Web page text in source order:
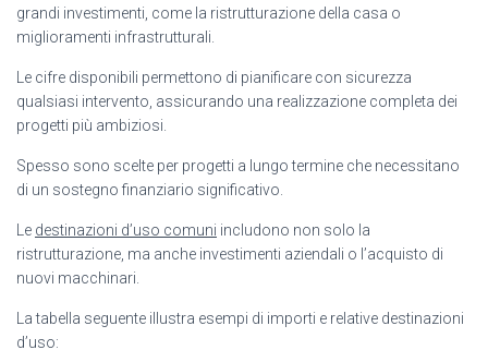
grandi investimenti, come la ristrutturazione della casa o
miglioramenti infrastrutturali.
Le cifre disponibili permettono di pianificare con sicurezza
qualsiasi intervento, assicurando una realizzazione completa dei
progetti più ambiziosi.
Spesso sono scelte per progetti a lungo termine che necessitano
di un sostegno finanziario significativo.
Le destinazioni d’uso comuni includono non solo la
ristrutturazione, ma anche investimenti aziendali o l’acquisto di
nuovi macchinari.
La tabella seguente illustra esempi di importi e relative destinazioni
d’uso: